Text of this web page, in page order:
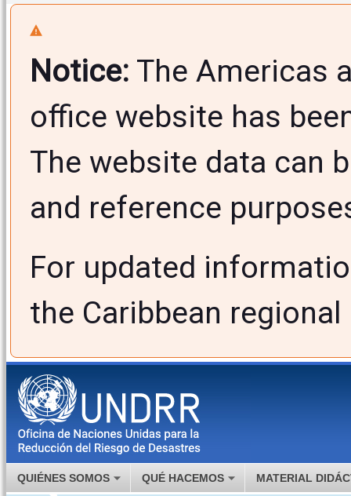
Notice: The Americas
office website has
The website data can
and reference
For updated
the Caribbean
QUIÉNES SOMOS QUÉ HACEMOS MATERIAL